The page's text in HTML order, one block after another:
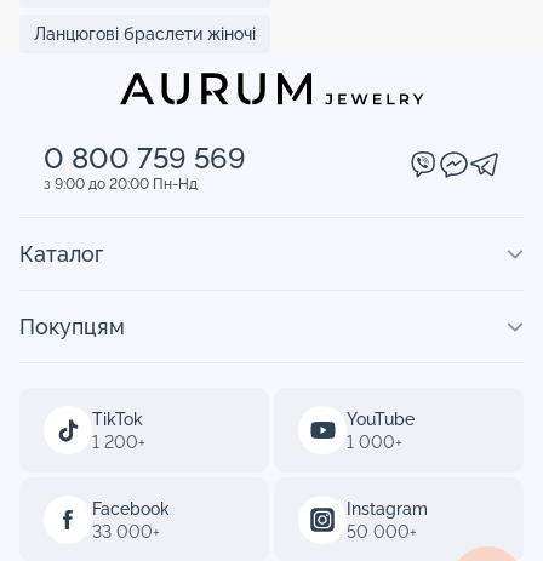
Ланцюгові браслети жіночі
0 800 759 569
з 9:00 до 20:00 Пн-Нд
TikTok
1 200+
YouTube
1 000+
Facebook
33 000+
Instagram
50 000+
Каталог
Покупцям